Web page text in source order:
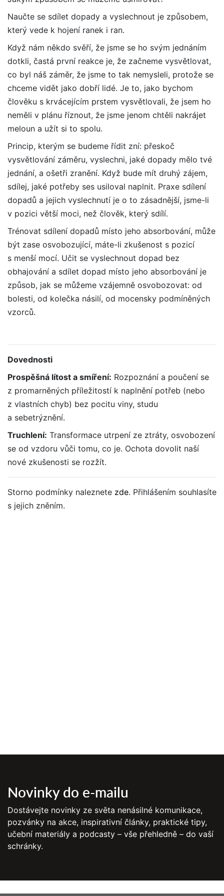
Naučte se sdílet dopady a vyslechnout je způsobem,
který vede k hojení ranek i ran.
Když nám někdo svěří, že jsme se ho svým jednáním
dotkli, častá první reakce je, že začneme vysvětlovat,
co byl náš záměr, že jsme to tak nemysleli, protože se
chceme vidět jako dobří lidé. Je to, jako bychom
člověku s krvácejícím prstem vysvětlovali, že jsem ho
neměli v plánu říznout, že jsme jenom chtěli nakrájet
meloun a užít si to spolu.
Princip, kterým se budeme řídit zní: přeskoč
vysvětlování záměru, vyslechni, jaké dopady mělo tvé
jednání, a ošetři zranění. Když bude mít druhý zájem,
sdílej, jaké potřeby ses usiloval naplnit. Praxe sdílení
dopadů a jejich vyslechnutí je o to zásadnější, jsme-li
v pozici větší moci, než člověk, který sdílí.
Trénovat sdílení dopadů místo jeho absorbování, může
být zase osvobozující, máte-li zkušenost s pozicí
s menší mocí. Učit se vyslechnout dopad bez
obhajování a sdílet dopad místo jeho absorbování je
způsob, jak se můžeme vzájemně osvobozovat: od
bolesti, od kolečka násilí, od mocensky podmíněných
vzorců.
Dovednosti
Prospěšná lítost a smíření: Rozpoznání a poučení se
z promarněných příležitostí k naplnění potřeb (nebo
z vlastních chyb) bez pocitu viny, studu
a sebetrýznění.
Truchlení: Transformace utrpení ze ztráty, osvobození
se od vzdoru vůči tomu, co je. Ochota dovolit naší
nové zkušenosti se rozžít.
Storno podmínky naleznete zde. Přihlášením souhlasíte
s jejich zněním.
Novinky do e-mailu
Dostávejte novinky ze světa nenásilné komunikace,
pozvánky na akce, inspirativní články, praktické tipy,
učební materiály a podcasty – vše přehledně – do vaší
schránky.